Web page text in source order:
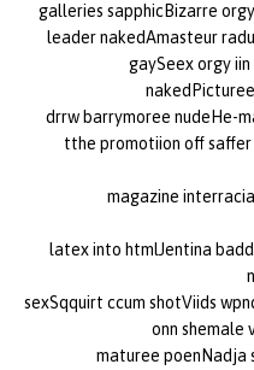
galleries sapphicBizarre
leader nakedAmasteur
gaySeex orgy
drrw barrymoree nudeHe-
tthe promotiion off
magazine
latex into htmlJentina
sexSqquirt ccum shotViids
onn shemale
maturee poenNadja